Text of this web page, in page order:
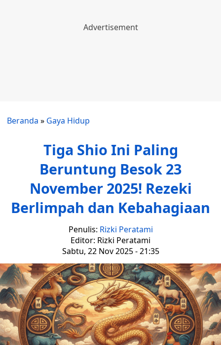
Beranda » Gaya Hidup
Tiga Shio Ini Paling
Beruntung Besok 23
November 2025! Rezeki
Berlimpah dan Kebahagiaan
Penulis: Rizki Peratami
Editor: Rizki Peratami
Sabtu, 22 Nov 2025 - 21:35